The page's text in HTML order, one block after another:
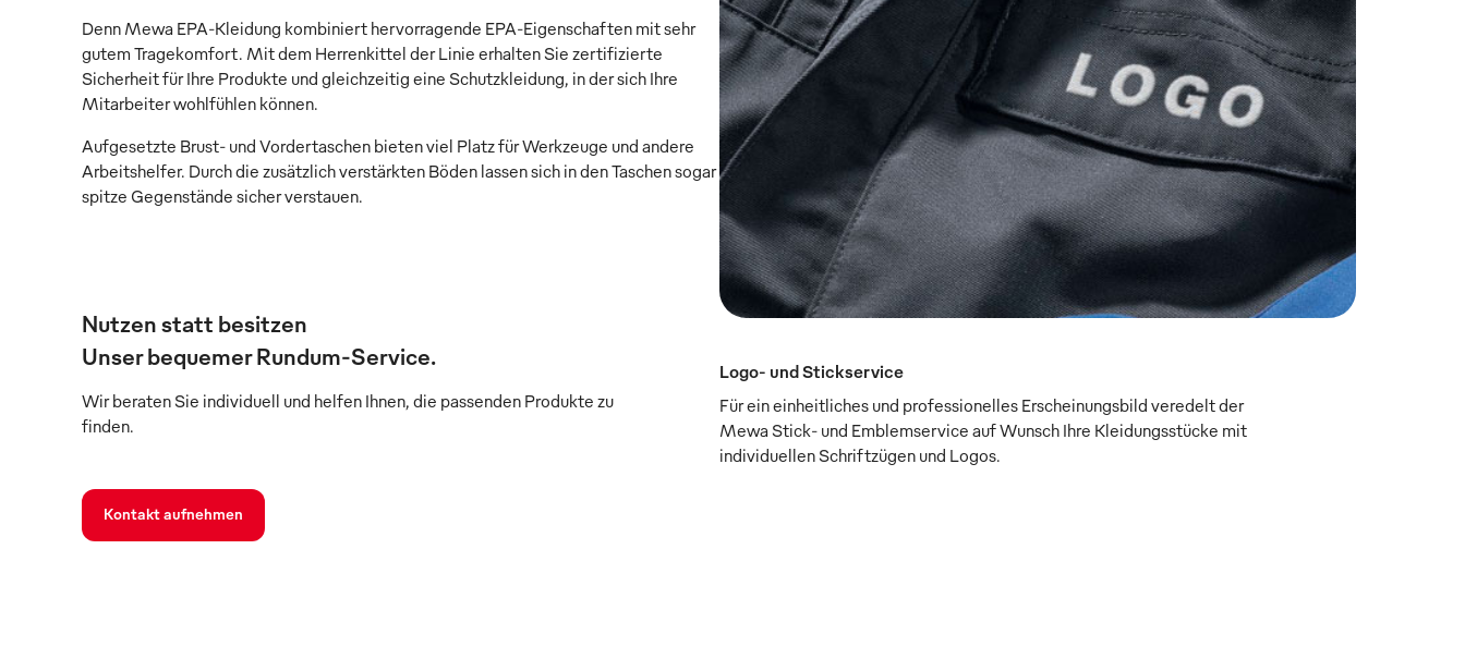
Denn Mewa EPA-Kleidung kombiniert hervorragende EPA-Eigenschaften mit sehr
gutem Tragekomfort. Mit dem Herrenkittel der Linie erhalten Sie zertifizierte
Sicherheit für Ihre Produkte und gleichzeitig eine Schutzkleidung, in der sich Ihre
Mitarbeiter wohlfühlen können.
Aufgesetzte Brust- und Vordertaschen bieten viel Platz für Werkzeuge und andere
Arbeitshelfer. Durch die zusätzlich verstärkten Böden lassen sich in den Taschen sogar
spitze Gegenstände sicher verstauen.
Nutzen statt besitzen
Unser bequemer Rundum-Service.
Wir beraten Sie individuell und helfen Ihnen, die passenden Produkte zu
finden.
Kontakt aufnehmen
Logo- und Stickservice
Für ein einheitliches und professionelles Erscheinungsbild veredelt der
Mewa Stick- und Emblemservice auf Wunsch Ihre Kleidungsstücke mit
individuellen Schriftzügen und Logos.